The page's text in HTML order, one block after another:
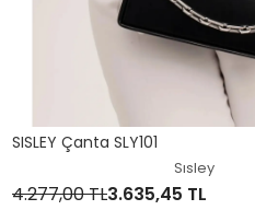
SISLEY Çanta SLY101
Sısley
4.277,00 TL3.635,45 TL